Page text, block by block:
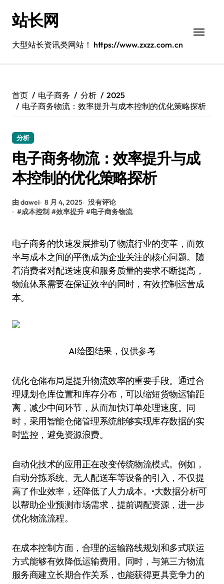
站长网
大型站长资讯类网站！ https://www.zxzz.com.cn
首页 电子商务 分析
2025
电子商务物流：效率提升与成本控制的优化策略探析
分析
电子商务物流：效率提升与成
本控制的优化策略探析
由 dawei 8 月 4, 2025 没有评论
#成本控制 #效率提升 #电子商务物流
电子商务的快速发展推动了物流行业的变革，而效
率与成本之间的平衡成为企业关注的核心问题。随
着消费者对配送速度和服务质量的要求不断提高，
物流体系需要在保证效率的同时，有效控制运营成
本。
AI绘图结果，仅供参考
优化仓储布局是提升物流效率的重要手段。通过合
理规划仓库位置和库存分布，可以缩短货物运输距
离，减少中间环节，从而加快订单处理速度。同
时，采用智能仓储管理系统能够实现库存数据的实
时监控，避免资源浪费。
自动化技术的应用正在改变传统物流模式。例如，
自动分拣系统、无人配送车等设备的引入，不仅提
高了作业效率，还降低了人力成本。•大数据分析可
以帮助企业预测市场需求，提前调配资源，进一步
优化物流流程。
在成本控制方面，合理的运输路线规划和多式联运
方式能够有效降低运输费用。同时，与第三方物流
服务商建立长期合作关系，也能获得更具竞争力的